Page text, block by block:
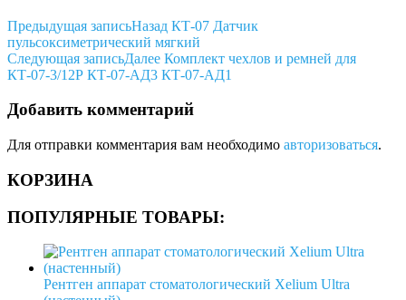
Предыдущая записьНазад КТ-07 Датчик
пульсоксиметрический мягкий
Следующая записьДалее Комплект чехлов и ремней для
КТ-07-3/12Р КТ-07-АД3 КТ-07-АД1
Добавить комментарий
Для отправки комментария вам необходимо авторизоваться.
КОРЗИНА
ПОПУЛЯРНЫЕ ТОВАРЫ:
Рентген аппарат стоматологический Xelium Ultra